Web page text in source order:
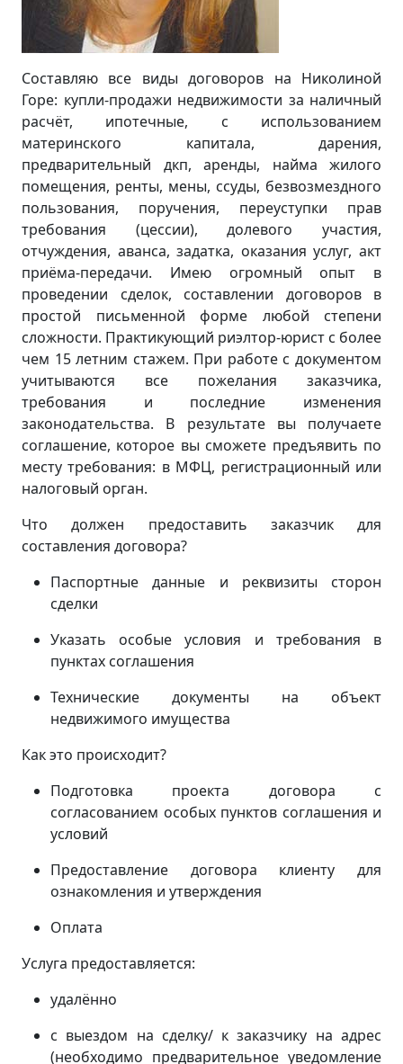
Составляю все виды договоров на Николиной
Горе: купли-продажи недвижимости за наличный
расчёт, ипотечные, с использованием
материнского капитала, дарения,
предварительный дкп, аренды, найма жилого
помещения, ренты, мены, ссуды, безвозмездного
пользования, поручения, переуступки прав
требования (цессии), долевого участия,
отчуждения, аванса, задатка, оказания услуг, акт
приёма-передачи. Имею огромный опыт в
проведении сделок, составлении договоров в
простой письменной форме любой степени
сложности. Практикующий риэлтор-юрист с более
чем 15 летним стажем. При работе с документом
учитываются все пожелания заказчика,
требования и последние изменения
законодательства. В результате вы получаете
соглашение, которое вы сможете предъявить по
месту требования: в МФЦ, регистрационный или
налоговый орган.
Что должен предоставить заказчик для
составления договора?
Паспортные данные и реквизиты сторон
сделки
Указать особые условия и требования в
пунктах соглашения
Технические документы на объект
недвижимого имущества
Как это происходит?
Подготовка проекта договора с
согласованием особых пунктов соглашения и
условий
Предоставление договора клиенту для
ознакомления и утверждения
Оплата
Услуга предоставляется:
удалённо
с выездом на сделку/ к заказчику на адрес
(необходимо предварительное уведомление